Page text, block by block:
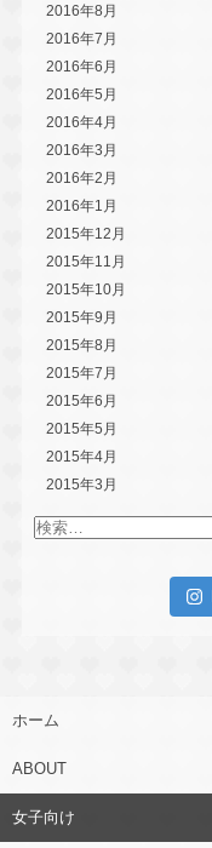
2016年8月
2016年7月
2016年6月
2016年5月
2016年4月
2016年3月
2016年2月
2016年1月
2015年12月
2015年11月
2015年10月
2015年9月
2015年8月
2015年7月
2015年6月
2015年5月
2015年4月
2015年3月
ホーム
ABOUT
女子向け